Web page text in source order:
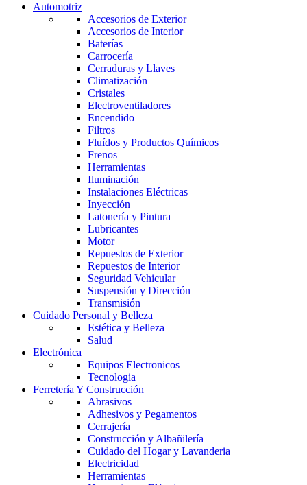
Automotriz
Accesorios de Exterior
Accesorios de Interior
Baterías
Carrocería
Cerraduras y Llaves
Climatización
Cristales
Electroventiladores
Encendido
Filtros
Fluídos y Productos Químicos
Frenos
Herramientas
Iluminación
Instalaciones Eléctricas
Inyección
Latonería y Pintura
Lubricantes
Motor
Repuestos de Exterior
Repuestos de Interior
Seguridad Vehicular
Suspensión y Dirección
Transmisión
Cuidado Personal y Belleza
Estética y Belleza
Salud
Electrónica
Equipos Electronicos
Tecnologia
Ferretería Y Construcción
Abrasivos
Adhesivos y Pegamentos
Cerrajería
Construcción y Albañilería
Cuidado del Hogar y Lavanderia
Electricidad
Herramientas